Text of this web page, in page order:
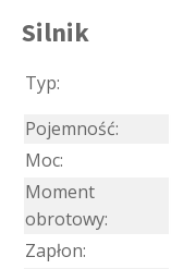
Silnik
Typ:
Pojemność:
Moc:
Moment
obrotowy:
Zapłon: